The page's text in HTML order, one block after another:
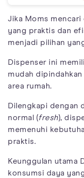
Jika Moms
yang praktis dan
menjadi pilihan
Dispenser ini
mudah
area rumah.
Dilengkapi dengan
normal (fresh),
memenuhi
praktis.
Keunggulan utama
konsumsi daya